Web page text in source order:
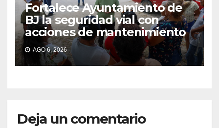
Fortalece Ayuntamiento de
BJ la seguridad vial con
acciones de mantenimiento
AGO 6, 2026
Deja un comentario